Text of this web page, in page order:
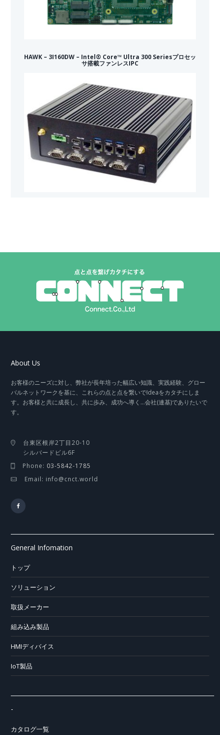
HAWK – 3I160DW – Intel® Core™ Ultra 300 Seriesプロセッ
サ搭載ファンレスIPC
About Us
お客様のニーズに対し、弊社が長年培った幅広い知識、実践経験、グロー
バルネットワークを基に、これらの点と点を繋いでIdeaをカタチにしま
す。お客様と共に成長し、共に歩み、成功へ導く…会社(連基)でありたいで
す。
台東区根岸2丁目20-10
シルバードビル6F
Phone: 03-5842-1785
Email: info@cnct.world
General Infomation
トップ
ソリューション
取扱メーカー
組み込み製品
HMIディバイス
IoT製品
-
カタログ一覧